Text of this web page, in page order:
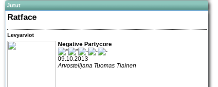
Jutut
Ratface
Levyarviot
Negative Partycore
09.10.2013
Arvostelijana Tuomas Tiainen